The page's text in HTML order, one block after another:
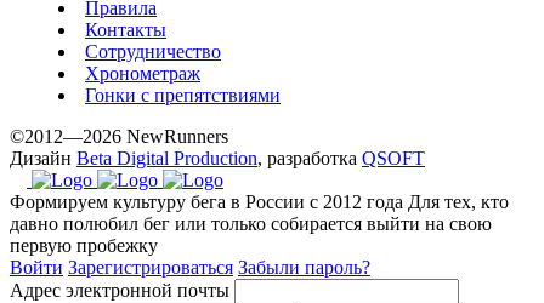
Правила
Контакты
Сотрудничество
Хронометраж
Гонки с препятствиями
©2012—2026 NewRunners
Дизайн Beta Digital Production, разработка QSOFT
Формируем культуру бега в России с 2012 года Для тех, кто
давно полюбил бег или только собирается выйти на свою
первую пробежку
Войти Зарегистрироваться Забыли пароль?
Адрес электронной почты